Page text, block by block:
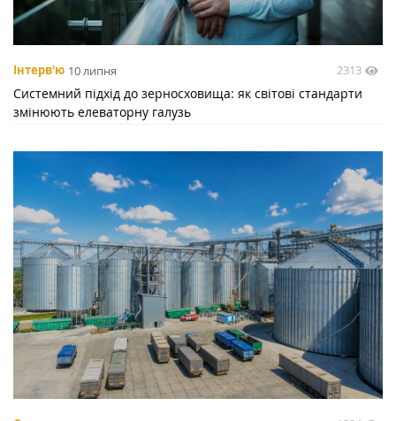
Інтерв'ю 10 липня 2313
Системний підхід до зерносховища: як світові стандарти
змінюють елеваторну галузь